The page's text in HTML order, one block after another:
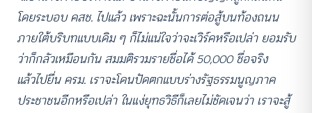
โดยระบอบ คสช. ไปแล้ว เพราะฉะนั้นการต่อสู้บนท้องถนน
ภายใต้บริบทแบบเดิม ๆ ก็ไม่แน่ใจว่าจะเวิร์คหรือเปล่า ยอมรับ
ว่าก็กลัวเหมือนกัน สมมติรวมรายชื่อได้ 50,000 ชื่อจริง
แล้วไปยื่น ครม. เราจะโดนปัดตกแบบร่างรัฐธรรมนูญภาค
ประชาชนอีกหรือเปล่า ในแง่ยุทธวิธีก็เลยไม่ชัดเจนว่า เราจะสู้